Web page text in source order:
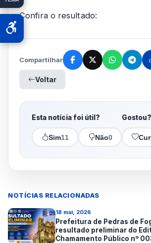
Confira o resultado:
Compartilhar
Voltar
Esta notícia foi útil?
Sim11 Não0
Gostou?
NOTÍCIAS RELACIONADAS
18 mai, 2026
Prefeitura de Pedras de
resultado preliminar do
Chamamento Público nº